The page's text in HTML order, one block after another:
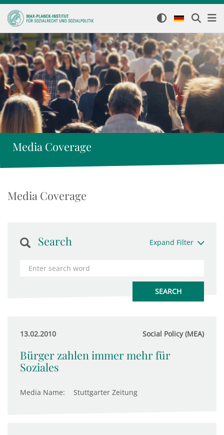
Media Coverage
Media Coverage
Search Expand Filter
13.02.2010 Social Policy (MEA)
Bürger zahlen immer mehr für
Soziales
Media Name: Stuttgarter Zeitung